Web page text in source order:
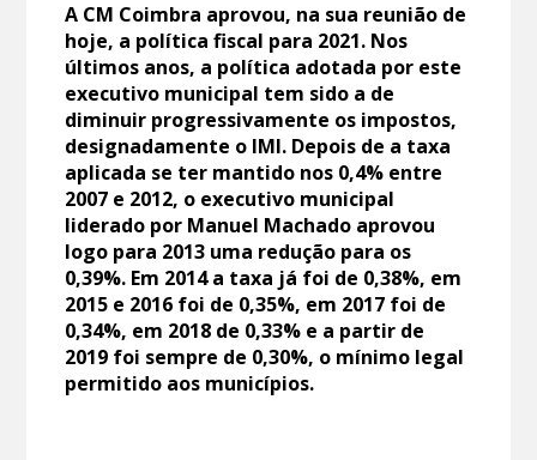
A CM Coimbra aprovou, na sua reunião de
hoje, a política fiscal para 2021. Nos
últimos anos, a política adotada por este
executivo municipal tem sido a de
diminuir progressivamente os impostos,
designadamente o IMI. Depois de a taxa
aplicada se ter mantido nos 0,4% entre
2007 e 2012, o executivo municipal
liderado por Manuel Machado aprovou
logo para 2013 uma redução para os
0,39%. Em 2014 a taxa já foi de 0,38%, em
2015 e 2016 foi de 0,35%, em 2017 foi de
0,34%, em 2018 de 0,33% e a partir de
2019 foi sempre de 0,30%, o mínimo legal
permitido aos municípios.